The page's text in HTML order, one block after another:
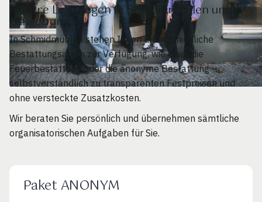
Unsere Leistungen in Schmidmühlen und
Umgebung
In Schmidmühlen stehen Ihnen unterschiedliche
Bestattungsarten zur Verfügung, wie etwa die
Feuerbestattung oder die anonyme Bestattung –
selbstverständlich zu transparenten Festpreisen und
ohne versteckte Zusatzkosten.
Wir beraten Sie persönlich und übernehmen sämtliche
organisatorischen Aufgaben für Sie.
Paket ANONYM